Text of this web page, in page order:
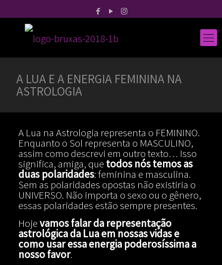
A LUA E A ENERGIA FEMININA NA
ASTROLOGIA
A Lua na Astrologia representa o FEMININO.
Enquanto o Sol representa o MASCULINO,
assim como descrevi em outro texto… Isso
significa, amiga, que todos nós temos as
duas polaridades: feminina e masculina.
Sem as polaridades opostas não existiria o
UNIVERSO. Não importa o sexo ou o gênero,
essas polaridades estão sempre presentes.
Hojevamos falar da representação
astrológica da Lua em nossas vidas e
como usar essa energia poderosíssima a
nosso favor.